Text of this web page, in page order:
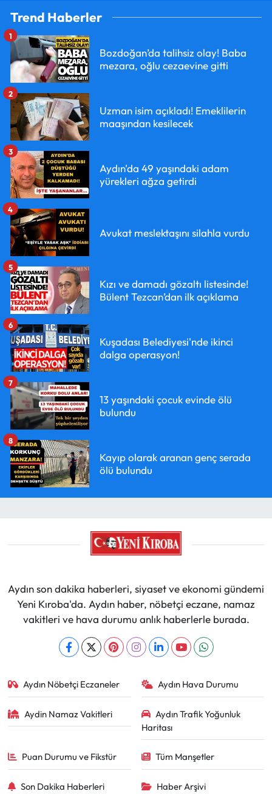
Trend Haberler
Bozdoğan’da talihsiz olay! Baba
mezara, oğlu cezaevine gitti
1
Uzman isim açıkladı! Emeklilerin
maaşından kesilecek
2
Aydın'da 49 yaşındaki adam
yürekleri ağza getirdi
3
Avukat meslektaşını silahla vurdu
4
Kızı ve damadı gözaltı listesinde!
Bülent Tezcan’dan ilk açıklama
5
Kuşadası Belediyesi'nde ikinci
dalga operasyon!
6
13 yaşındaki çocuk evinde ölü
bulundu
7
Kayıp olarak aranan genç serada
ölü bulundu
8
Aydın son dakika haberleri, siyaset ve ekonomi gündemi
Yeni Kıroba'da. Aydın haber, nöbetçi eczane, namaz
vakitleri ve hava durumu anlık haberlerle burada.
Aydın Nöbetçi Eczaneler Aydın Hava Durumu
Aydin Namaz Vakitleri
Aydın Trafik Yoğunluk
Haritası
Puan Durumu ve Fikstür Tüm Manşetler
Son Dakika Haberleri Haber Arşivi